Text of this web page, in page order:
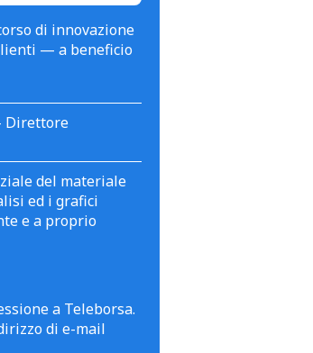
di innovazione
— a beneficio
Direttore
del materiale
ed i grafici
e a proprio
a Teleborsa.
di e-mail